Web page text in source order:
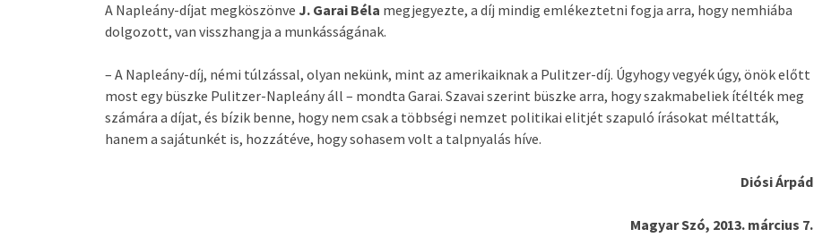
A Napleány-díjat megköszönve J. Garai Béla megjegyezte, a díj mindig emlékeztetni fogja arra, hogy nemhiába
dolgozott, van visszhangja a munkásságának.
– A Napleány-díj, némi túlzással, olyan nekünk, mint az amerikaiknak a Pulitzer-díj. Úgyhogy vegyék úgy, önök előtt
most egy büszke Pulitzer-Napleány áll – mondta Garai. Szavai szerint büszke arra, hogy szakmabeliek ítélték meg
számára a díjat, és bízik benne, hogy nem csak a többségi nemzet politikai elitjét szapuló írásokat méltatták,
hanem a sajátunkét is, hozzátéve, hogy sohasem volt a talpnyalás híve.
Diósi Árpád
Magyar Szó, 2013. március 7.